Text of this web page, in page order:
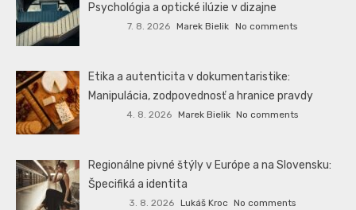
Psychológia a optické ilúzie v dizajne
7. 8. 2026 Marek Bielik No comments
Etika a autenticita v dokumentaristike:
Manipulácia, zodpovednosť a hranice pravdy
4. 8. 2026 Marek Bielik No comments
Regionálne pivné štýly v Európe a na Slovensku:
Špecifiká a identita
3. 8. 2026 Lukáš Kroc No comments